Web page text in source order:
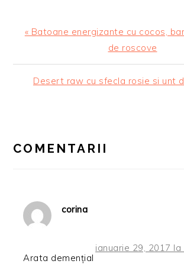
Articol
« Batoane energizante cu cocos,
de roscove
Articolul
Desert raw cu sfecla rosie si unt
INTERACTIONS
COMENTARII
corina
ianuarie 29, 2017
Arata demențial